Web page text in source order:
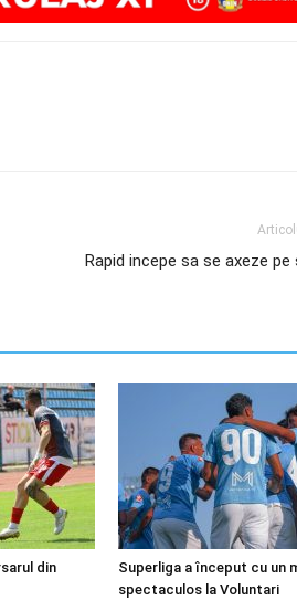
Rapid incepe sa se axeze pe
din
Superliga a început cu un
spectaculos la Voluntari